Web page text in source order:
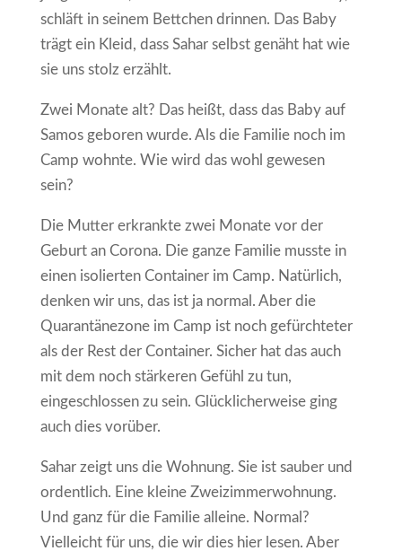
schläft in seinem Bettchen drinnen. Das Baby
trägt ein Kleid, dass Sahar selbst genäht hat wie
sie uns stolz erzählt.
Zwei Monate alt? Das heißt, dass das Baby auf
Samos geboren wurde. Als die Familie noch im
Camp wohnte. Wie wird das wohl gewesen
sein?
Die Mutter erkrankte zwei Monate vor der
Geburt an Corona. Die ganze Familie musste in
einen isolierten Container im Camp. Natürlich,
denken wir uns, das ist ja normal. Aber die
Quarantänezone im Camp ist noch gefürchteter
als der Rest der Container. Sicher hat das auch
mit dem noch stärkeren Gefühl zu tun,
eingeschlossen zu sein. Glücklicherweise ging
auch dies vorüber.
Sahar zeigt uns die Wohnung. Sie ist sauber und
ordentlich. Eine kleine Zweizimmerwohnung.
Und ganz für die Familie alleine. Normal?
Vielleicht für uns, die wir dies hier lesen. Aber